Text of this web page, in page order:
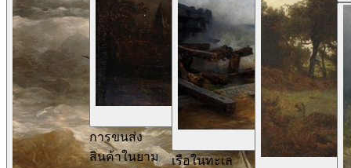
ดูรายละเอียด
การขนส่ง
สินค้าในยาม
เรือในทะเล